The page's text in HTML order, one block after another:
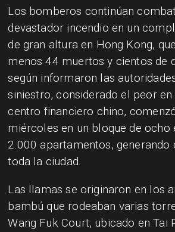
Los bomberos continúan
devastador incendio en un
de gran altura en Hong Kong,
menos 44 muertos y cientos de
según informaron las
siniestro, considerado el peor en
centro financiero chino,
miércoles en un bloque de ocho
2.000 apartamentos, generando
toda la ciudad.
Las llamas se originaron en los
bambú que rodeaban varias
Wang Fuk Court, ubicado en Tai